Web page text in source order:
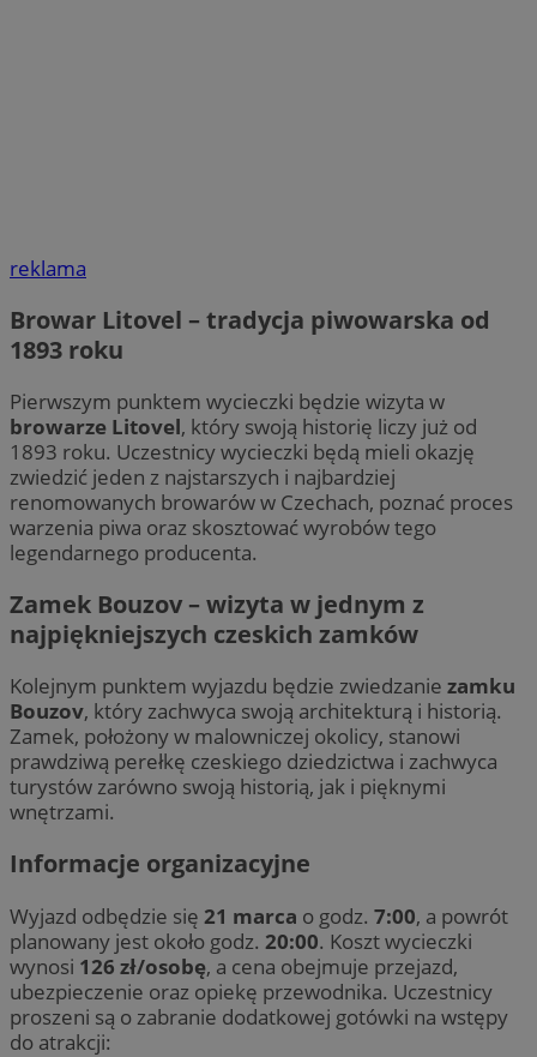
reklama
Browar Litovel – tradycja piwowarska od
1893 roku
Pierwszym punktem wycieczki będzie wizyta w
browarze Litovel, który swoją historię liczy już od
1893 roku. Uczestnicy wycieczki będą mieli okazję
zwiedzić jeden z najstarszych i najbardziej
renomowanych browarów w Czechach, poznać proces
warzenia piwa oraz skosztować wyrobów tego
legendarnego producenta.
Zamek Bouzov – wizyta w jednym z
najpiękniejszych czeskich zamków
Kolejnym punktem wyjazdu będzie zwiedzanie zamku
Bouzov, który zachwyca swoją architekturą i historią.
Zamek, położony w malowniczej okolicy, stanowi
prawdziwą perełkę czeskiego dziedzictwa i zachwyca
turystów zarówno swoją historią, jak i pięknymi
wnętrzami.
Informacje organizacyjne
Wyjazd odbędzie się 21 marca o godz. 7:00, a powrót
planowany jest około godz. 20:00. Koszt wycieczki
wynosi 126 zł/osobę, a cena obejmuje przejazd,
ubezpieczenie oraz opiekę przewodnika. Uczestnicy
proszeni są o zabranie dodatkowej gotówki na wstępy
do atrakcji: